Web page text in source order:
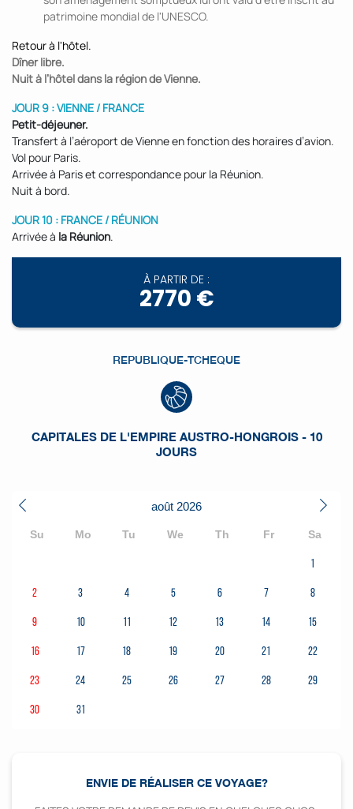
patrimoine mondial de l'UNESCO.
Retour à l'hôtel.
Dîner libre.
Nuit à l’hôtel dans la région de Vienne.
JOUR 9 : VIENNE / FRANCE
Petit-déjeuner.
Transfert à l’aéroport de Vienne en fonction des horaires d’avion.
Vol pour Paris.
Arrivée à Paris et correspondance pour la Réunion.
Nuit à bord.
JOUR 10 : FRANCE / RÉUNION
Arrivée à la Réunion.
À PARTIR DE :
2770 €
REPUBLIQUE-TCHEQUE
CAPITALES DE L'EMPIRE AUSTRO-HONGROIS - 10
JOURS
août 2026
Su Mo Tu We Th Fr Sa
1
2 3 4 5 6 7 8
9 10 11 12 13 14 15
16 17 18 19 20 21 22
23 24 25 26 27 28 29
30 31
ENVIE DE RÉALISER CE VOYAGE?